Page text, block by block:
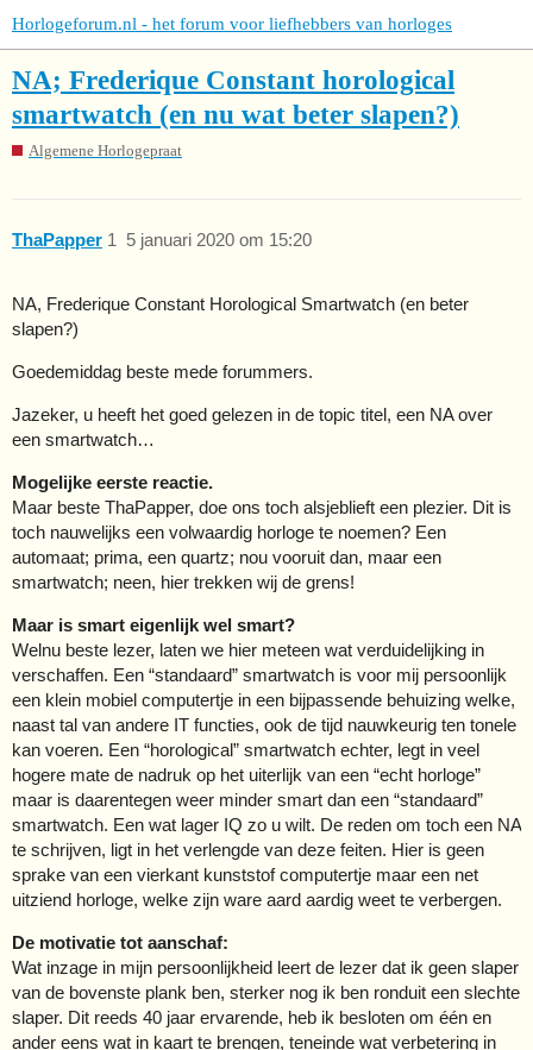
Horlogeforum.nl - het forum voor liefhebbers van horloges
NA; Frederique Constant horological
smartwatch (en nu wat beter slapen?)
Algemene Horlogepraat
ThaPapper 5 januari 2020 om 15:20
1
NA, Frederique Constant Horological Smartwatch (en beter
slapen?)
Goedemiddag beste mede forummers.
Jazeker, u heeft het goed gelezen in de topic titel, een NA over
een smartwatch…
Mogelijke eerste reactie.
Maar beste ThaPapper, doe ons toch alsjeblieft een plezier. Dit is
toch nauwelijks een volwaardig horloge te noemen? Een
automaat; prima, een quartz; nou vooruit dan, maar een
smartwatch; neen, hier trekken wij de grens!
Maar is smart eigenlijk wel smart?
Welnu beste lezer, laten we hier meteen wat verduidelijking in
verschaffen. Een “standaard” smartwatch is voor mij persoonlijk
een klein mobiel computertje in een bijpassende behuizing welke,
naast tal van andere IT functies, ook de tijd nauwkeurig ten tonele
kan voeren. Een “horological” smartwatch echter, legt in veel
hogere mate de nadruk op het uiterlijk van een “echt horloge”
maar is daarentegen weer minder smart dan een “standaard”
smartwatch. Een wat lager IQ zo u wilt. De reden om toch een NA
te schrijven, ligt in het verlengde van deze feiten. Hier is geen
sprake van een vierkant kunststof computertje maar een net
uitziend horloge, welke zijn ware aard aardig weet te verbergen.
De motivatie tot aanschaf:
Wat inzage in mijn persoonlijkheid leert de lezer dat ik geen slaper
van de bovenste plank ben, sterker nog ik ben ronduit een slechte
slaper. Dit reeds 40 jaar ervarende, heb ik besloten om één en
ander eens wat in kaart te brengen, teneinde wat verbetering in